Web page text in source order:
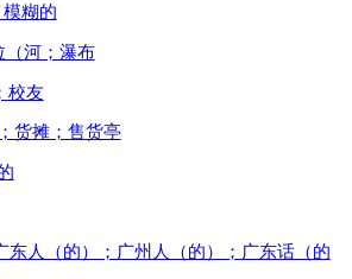
糊的
河；瀑布
校友
货摊；售货亭
人（的）；广州人（的）；广东话（的